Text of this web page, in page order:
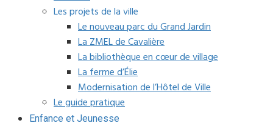
Les projets de la ville
Le nouveau parc du Grand Jardin
La ZMEL de Cavalière
La bibliothèque en cœur de village
La ferme d’Élie
Modernisation de l’Hôtel de Ville
Le guide pratique
Enfance et Jeunesse